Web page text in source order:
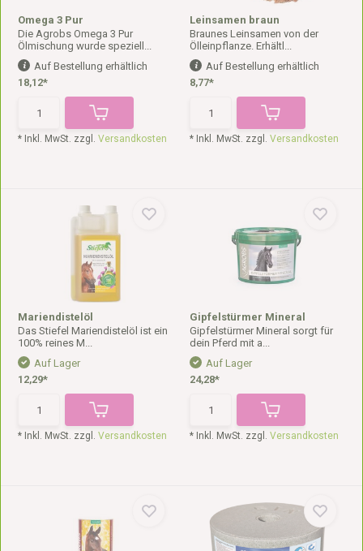
Omega 3 Pur
Die Agrobs Omega 3 Pur
Ölmischung wurde speziell...
Auf Bestellung erhältlich
18,12*
* Inkl. MwSt. zzgl.Versandkosten
Leinsamen braun
Braunes Leinsamen von der
Ölleinpflanze. Erhältl...
Auf Bestellung erhältlich
8,77*
* Inkl. MwSt. zzgl. Versandkosten
Mariendistelöl
Das Stiefel Mariendistelöl ist ein
100% reines M...
Auf Lager
12,29*
* Inkl. MwSt. zzgl.Versandkosten
Gipfelstürmer Mineral
Gipfelstürmer Mineral sorgt für
dein Pferd mit a...
Auf Lager
24,28*
* Inkl. MwSt. zzgl. Versandkosten